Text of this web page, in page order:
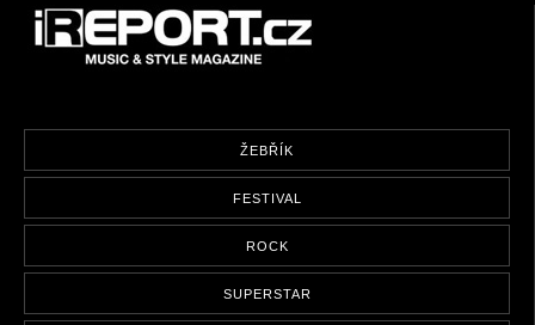
ŽEBŘÍK
FESTIVAL
ROCK
SUPERSTAR